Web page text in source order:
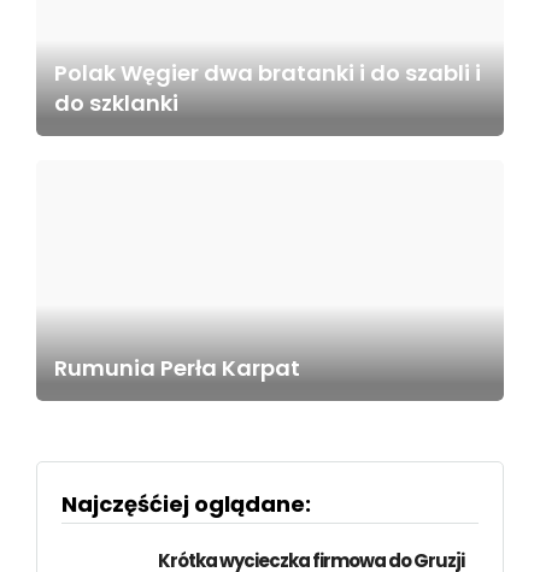
Polak Węgier dwa bratanki i do szabli i
do szklanki
Rumunia Perła Karpat
Najczęśćiej oglądane:
Krótka wycieczka firmowa do Gruzji